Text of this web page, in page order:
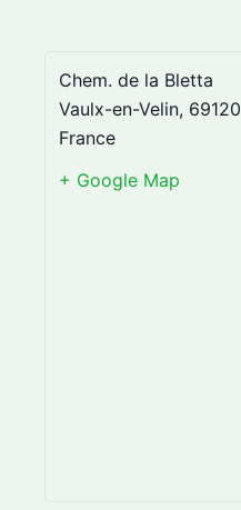
Chem. de la Bletta
Vaulx-en-Velin, 69120
France
+ Google Map